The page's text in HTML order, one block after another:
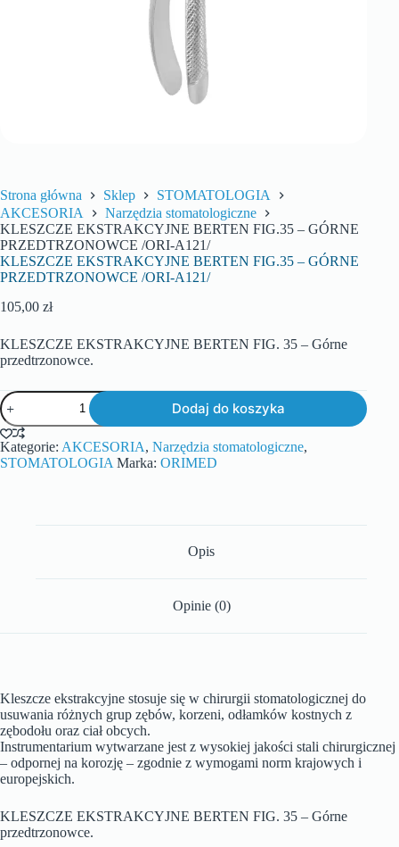
Strona główna Sklep
STOMATOLOGIA
AKCESORIA
Narzędzia stomatologiczne
KLESZCZE EKSTRAKCYJNE BERTEN FIG.35 – GÓRNE
PRZEDTRZONOWCE /ORI-A121/
KLESZCZE EKSTRAKCYJNE BERTEN FIG.35 – GÓRNE
PRZEDTRZONOWCE /ORI-A121/
105,00 zł
KLESZCZE EKSTRAKCYJNE BERTEN FIG. 35 – Górne
przedtrzonowce.
Dodaj do koszyka
Kategorie: AKCESORIA, Narzędzia stomatologiczne,
STOMATOLOGIA Marka: ORIMED
Opis
Opinie (0)
Kleszcze ekstrakcyjne stosuje się w chirurgii stomatologicznej do
usuwania różnych grup zębów, korzeni, odłamków kostnych z
zębodołu oraz ciał obcych.
Instrumentarium wytwarzane jest z wysokiej jakości stali chirurgicznej
– odpornej na korozję – zgodnie z wymogami norm krajowych i
europejskich.
KLESZCZE EKSTRAKCYJNE BERTEN FIG. 35 – Górne
przedtrzonowce.